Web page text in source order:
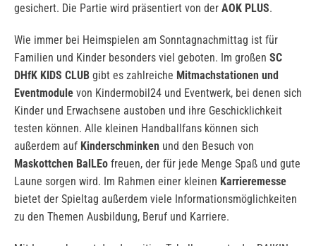
gesichert. Die Partie wird präsentiert von der AOK PLUS.
Wie immer bei Heimspielen am Sonntagnachmittag ist für
Familien und Kinder besonders viel geboten. Im großen SC
DHfK KIDS CLUB gibt es zahlreiche Mitmachstationen und
Eventmodule von Kindermobil24 und Eventwerk, bei denen sich
Kinder und Erwachsene austoben und ihre Geschicklichkeit
testen können. Alle kleinen Handballfans können sich
außerdem auf Kinderschminken und den Besuch von
Maskottchen BalLEo freuen, der für jede Menge Spaß und gute
Laune sorgen wird. Im Rahmen einer kleinen Karrieremesse
bietet der Spieltag außerdem viele Informationsmöglichkeiten
zu den Themen Ausbildung, Beruf und Karriere.